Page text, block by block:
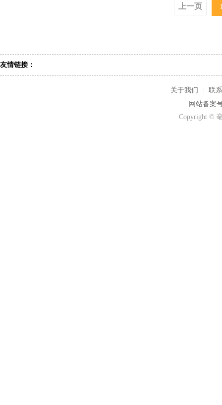
上一页
友情链接：
关于我们
联
网站备案
Copyright ©